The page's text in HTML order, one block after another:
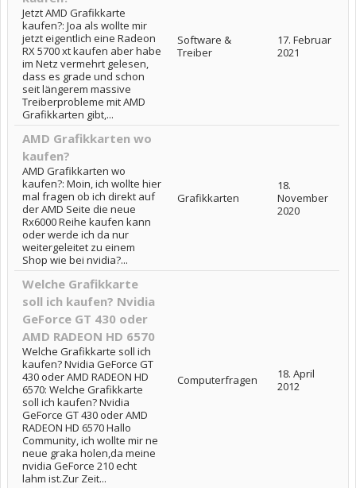
Jetzt AMD Grafikkarte
kaufen?: Joa als wollte mir
jetzt eigentlich eine Radeon
RX 5700 xt kaufen aber habe
im Netz vermehrt gelesen,
dass es grade und schon
seit längerem massive
Treiberprobleme mit AMD
Grafikkarten gibt,...
Software &
Treiber
17. Februar
2021
AMD Grafikkarten wo
kaufen?
AMD Grafikkarten wo
kaufen?: Moin, ich wollte hier
mal fragen ob ich direkt auf
der AMD Seite die neue
Rx6000 Reihe kaufen kann
oder werde ich da nur
weitergeleitet zu einem
Shop wie bei nvidia?...
Grafikkarten
18.
November
2020
Welche Grafikkarte
soll ich kaufen? Nvidia
GeForce GT 430 oder
AMD RADEON HD 6570
Welche Grafikkarte soll ich
kaufen? Nvidia GeForce GT
430 oder AMD RADEON HD
6570: Welche Grafikkarte
soll ich kaufen? Nvidia
GeForce GT 430 oder AMD
RADEON HD 6570 Hallo
Community, ich wollte mir ne
neue graka holen,da meine
nvidia GeForce 210 echt
lahm ist.Zur Zeit...
Computerfragen
18. April
2012